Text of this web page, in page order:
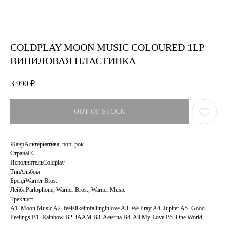
COLDPLAY MOON MUSIC COLOURED 1LP
ВИНИЛОВАЯ ПЛАСТИНКА
3 990 ₽
OUT OF STOCK
ЖанрАльтернатива, поп, рок
СтранаЕС
ИсполнительColdplay
ТипАльбом
БрендWarner Bros.
ЛейблParlophone, Warner Bros., Warner Music
Треклист
A1. Moon Music A2. feelslikeimfallinginlove A3. We Pray A4. Jupiter A5. Good
Feelings B1. Rainbow B2. iAAM B3. Aeterna B4. All My Love B5. One World